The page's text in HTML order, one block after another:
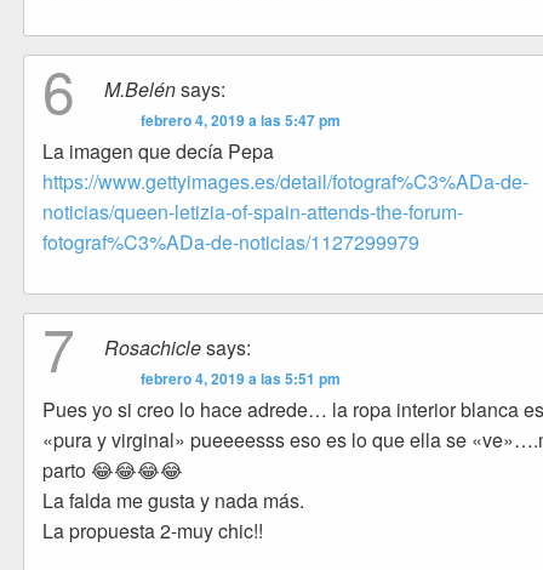
6 M.Belénsays:
febrero 4, 2019 a las 5:47 pm
La imagen que decía Pepa
https://www.gettyimages.es/detail/fotograf%C3%ADa-de-
noticias/queen-letizia-of-spain-attends-the-forum-
fotograf%C3%ADa-de-noticias/1127299979
7 Rosachiclesays:
febrero 4, 2019 a las 5:51 pm
Pues yo si creo lo hace adrede… la ropa interior blanca
«pura y virginal» pueeeesss eso es lo que ella se
parto 😂😂😂😂
La falda me gusta y nada más.
La propuesta 2-muy chic!!